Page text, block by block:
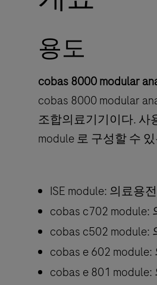
용도
cobas 8000 modular
cobas 8000 modular
조합의료기기이다. 사
module 로 구성할 수
ISE module: 의료용
cobas c702
cobas c502
cobas e 602
cobas e 801